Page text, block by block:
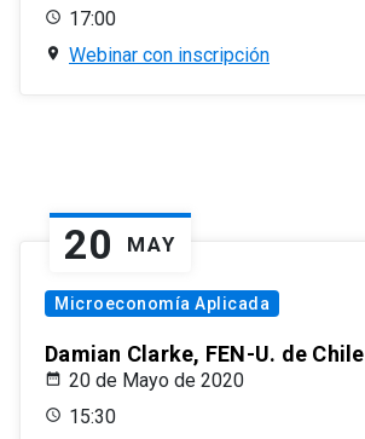
17:00
Webinar con inscripción
20 MAY
Microeconomía Aplicada
Damian Clarke, FEN-U. de Chile
20 de Mayo de 2020
15:30